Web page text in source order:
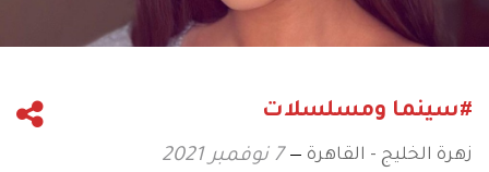
#سينما ومسلسلات
زهرة الخليج - القاهرة 7 نوفمبر 2021